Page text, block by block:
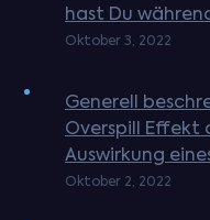
Oktober 3, 2022
hast Du
letzten Jahres
Oder in den
Monaten? Sei
...
Oktober 2, 2022
Generell
Overspill Effekt
Auswirkung
Ereignisses auf